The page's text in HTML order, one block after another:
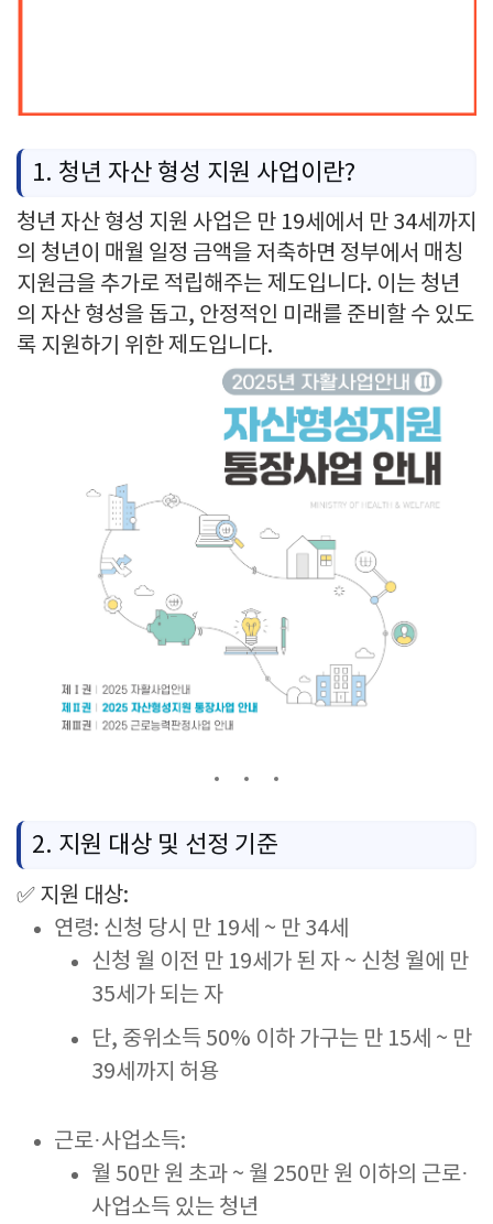
1. 청년 자산 형성 지원 사업이란?
청년 자산 형성 지원 사업은 만 19세에서 만 34세까지
의 청년이 매월 일정 금액을저축하면 정부에서 매칭
지원금을 추가로 적립해주는제도입니다. 이는 청년
의 자산 형성을 돕고, 안정적인 미래를 준비할 수 있도
록 지원하기 위한제도입니다.
2. 지원 대상 및 선정 기준
✅ 지원 대상:
연령: 신청 당시 만 19세 ~ 만 34세
신청 월 이전 만 19세가 된 자 ~ 신청 월에 만
35세가 되는 자
단, 중위소득 50% 이하 가구는 만 15세 ~ 만
39세까지 허용
근로·사업소득:
월 50만 원 초과 ~ 월 250만 원 이하의 근로·
사업소득 있는 청년